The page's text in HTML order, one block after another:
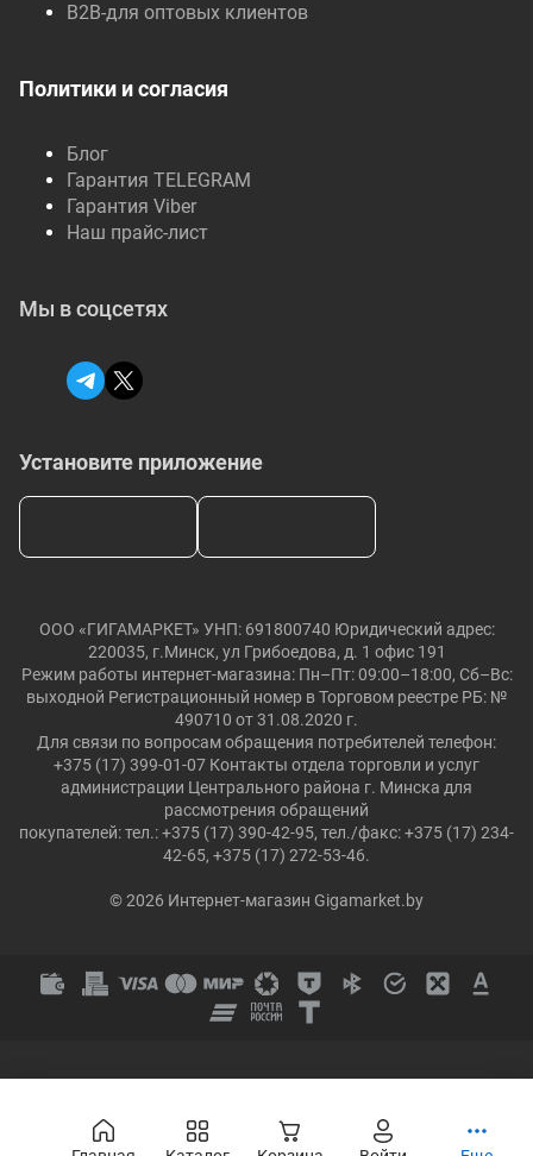
B2B-для оптовых клиентов
Политики и согласия
Блог
Гарантия TELEGRAM
Гарантия Viber
Наш прайс-лист
Установите приложение
Мы в соцсетях
ООО «ГИГАМАРКЕТ» УНП: 691800740 Юридический адрес:
220035, г.Минск, ул Грибоедова, д. 1 офис 191
Режим работы интернет-магазина: Пн–Пт: 09:00–18:00, Сб–Вс:
выходной Регистрационный номер в Торговом реестре РБ: №
490710 от 31.08.2020 г.
Для связи по вопросам обращения потребителей телефон:
+375 (17) 399-01-07 Контакты отдела торговли и услуг
администрации Центрального района г. Минска для
рассмотрения обращений
покупателей: тел.: +375 (17) 390-42-95, тел./факс: +375 (17) 234-
42-65, +375 (17) 272-53-46.
© 2026 Интернет-магазин Gigamarket.by